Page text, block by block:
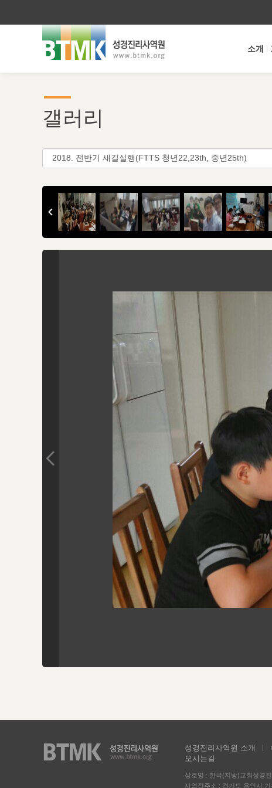
소개
갤러리
성경진리사역원 소개
오시는길
상호명 : 한국(지방)교회성경
사업장주소 : 경기도 용인시